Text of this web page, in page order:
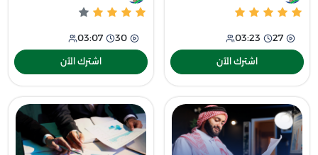
الاصطناعي وكيفية دمجه في
27
03:23
اشترك الآن
وكتابة سيناريوهات الفيديو. كما
30
03:07
اشترك الآن